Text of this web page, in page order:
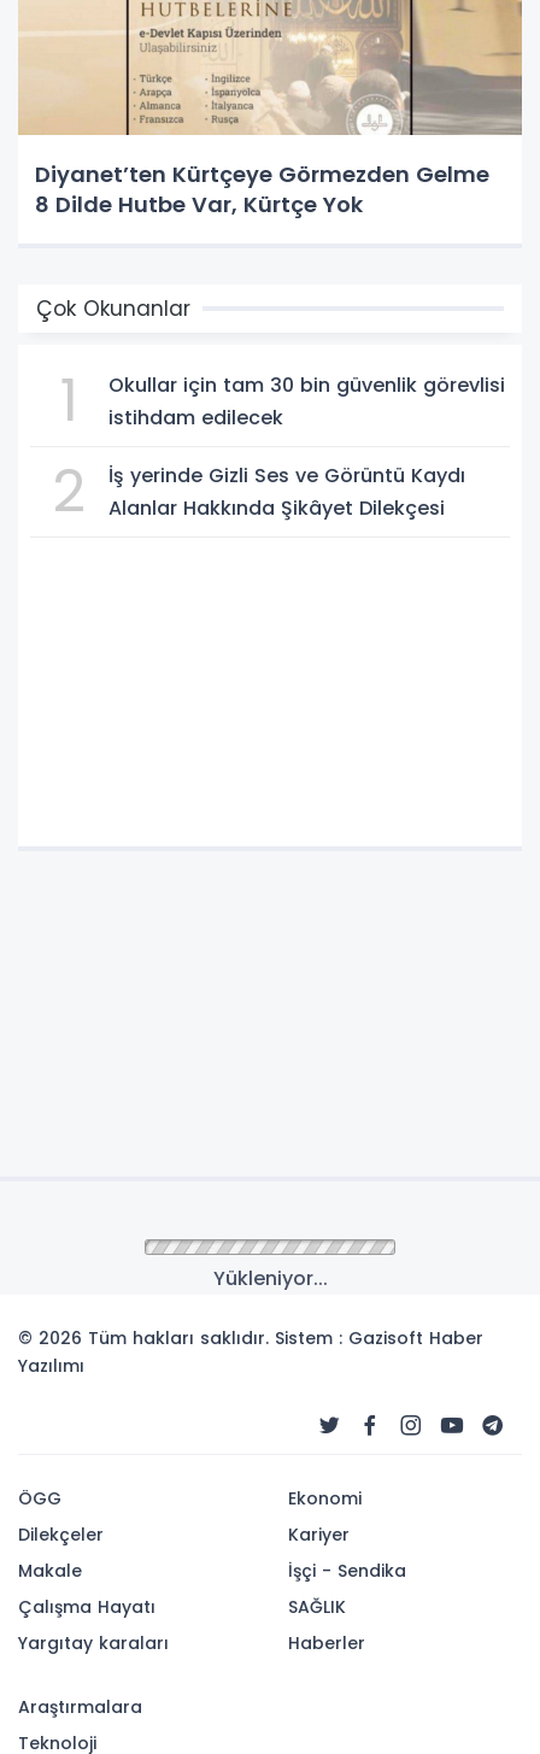
Diyanet’ten Kürtçeye Görmezden Gelme
8 Dilde Hutbe Var, Kürtçe Yok
Çok Okunanlar
1
Okullar için tam 30 bin güvenlik görevlisi
istihdam edilecek
2
İş yerinde Gizli Ses ve Görüntü Kaydı
Alanlar Hakkında Şikâyet Dilekçesi
Yükleniyor...
© 2026 Tüm hakları saklıdır. Sistem : Gazisoft Haber
Yazılımı
ÖGG
Dilekçeler
Makale
Çalışma Hayatı
Yargıtay karaları
Ekonomi
Kariyer
İşçi - Sendika
SAĞLIK
Haberler
Araştırmalara
Teknoloji